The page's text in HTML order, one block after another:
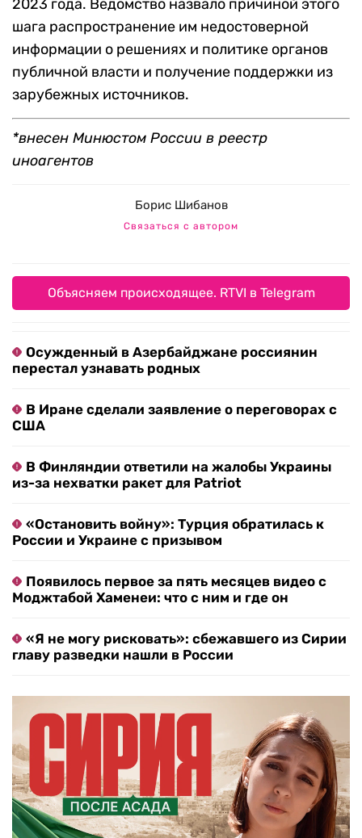
2023 года. Ведомство назвало причиной этого
шага распространение им недостоверной
информации о решениях и политике органов
публичной власти и получение поддержки из
зарубежных источников.
*внесен Минюстом России в реестр
иноагентов
Борис Шибанов
Связаться с автором
Объясняем происходящее. RTVI в Telegram
Осужденный в Азербайджане россиянин
перестал узнавать родных
В Иране сделали заявление о переговорах с
США
В Финляндии ответили на жалобы Украины
из-за нехватки ракет для Patriot
«Остановить войну»: Турция обратилась к
России и Украине с призывом
Появилось первое за пять месяцев видео с
Моджтабой Хаменеи: что с ним и где он
«Я не могу рисковать»: сбежавшего из Сирии
главу разведки нашли в России